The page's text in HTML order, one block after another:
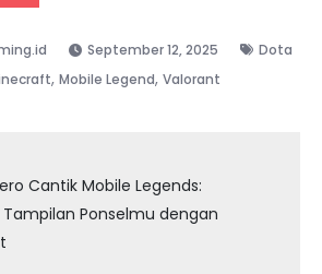
September 12, 2025
Dota
, Mobile Legend, Valorant
Cantik Mobile Legends:
Ponselmu dengan